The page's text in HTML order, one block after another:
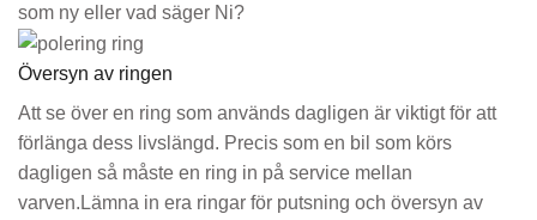
som ny eller vad säger Ni?
Översyn av ringen
Att se över en ring som används dagligen är viktigt för att
förlänga dess livslängd. Precis som en bil som körs
dagligen så måste en ring in på service mellan
varven.Lämna in era ringar för putsning och översyn av